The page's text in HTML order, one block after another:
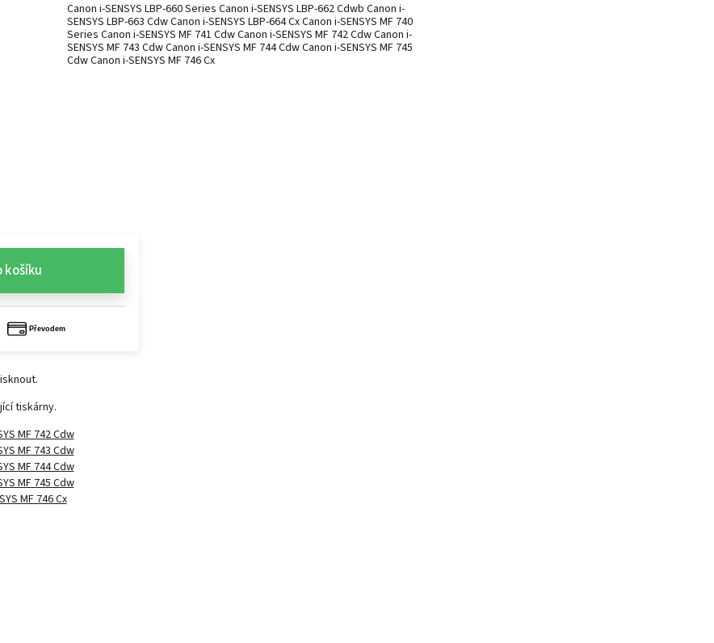
Canon i-SENSYS LBP-660 Series Canon i-SENSYS LBP-662 Cdwb Canon i-
SENSYS LBP-663 Cdw Canon i-SENSYS LBP-664 Cx Canon i-SENSYS MF 740
Series Canon i-SENSYS MF 741 Cdw Canon i-SENSYS MF 742 Cdw Canon i-
SENSYS MF 743 Cdw Canon i-SENSYS MF 744 Cdw Canon i-SENSYS MF 745
Cdw Canon i-SENSYS MF 746 Cx
tiskárny.
MF 742 Cdw
MF 743 Cdw
MF 744 Cdw
MF 745 Cdw
MF 746 Cx